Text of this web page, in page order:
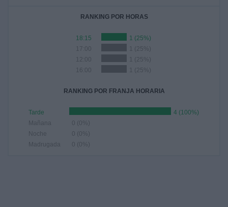
RANKING POR HORAS
18:15
1 (25%)
17:00
1 (25%)
12:00
1 (25%)
16:00
1 (25%)
RANKING POR FRANJA HORARIA
Tarde
4 (100%)
Mañana
0 (0%)
Noche
0 (0%)
Madrugada
0 (0%)